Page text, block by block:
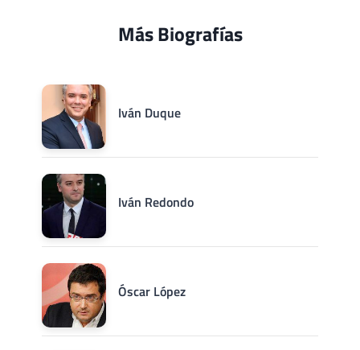
Más Biografías
Iván Duque
Iván Redondo
Óscar López